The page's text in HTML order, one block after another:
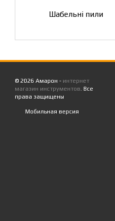
Шабельні пили
© 2026 Амарон - интернет
магазин инструментов. Все
права защищены
Мобильная версия